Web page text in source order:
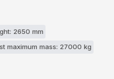
2650 mm
maximum mass: 27000 kg